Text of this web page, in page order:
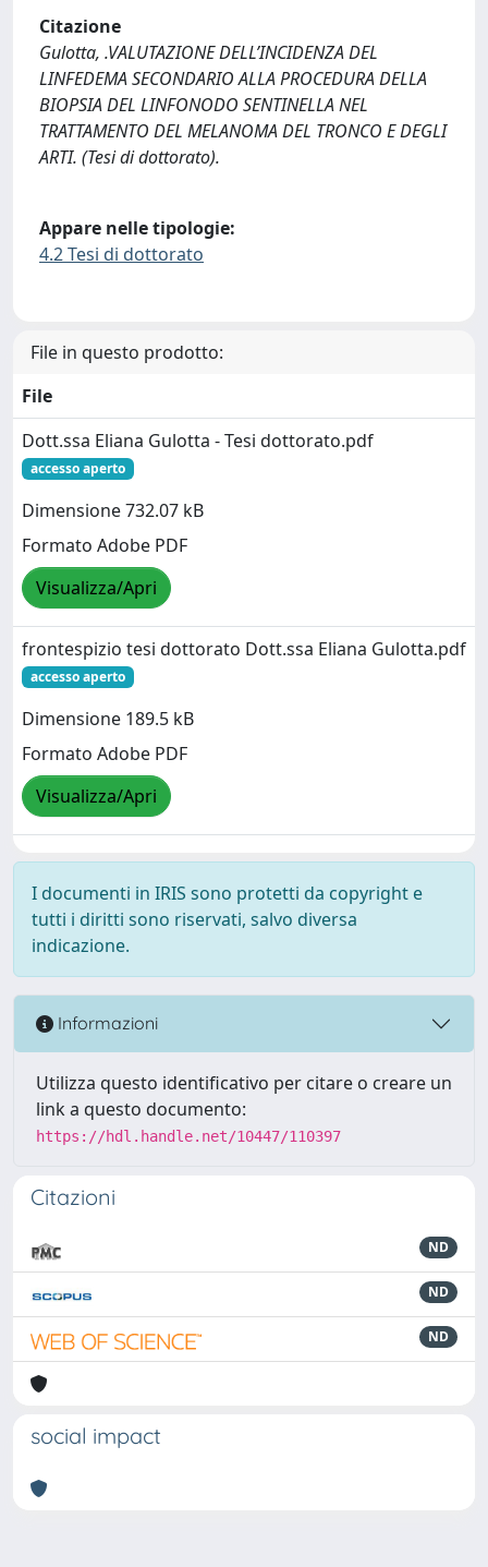
Citazione
Gulotta, .VALUTAZIONE DELL’INCIDENZA DEL
LINFEDEMA SECONDARIO ALLA PROCEDURA DELLA
BIOPSIA DEL LINFONODO SENTINELLA NEL
TRATTAMENTO DEL MELANOMA DEL TRONCO E DEGLI
ARTI. (Tesi di dottorato).
Appare nelle tipologie:
4.2 Tesi di dottorato
File in questo prodotto:
File
Dott.ssa Eliana Gulotta - Tesi dottorato.pdf
accesso aperto
Dimensione 732.07 kB
Formato Adobe PDF
Visualizza/Apri
frontespizio tesi dottorato Dott.ssa Eliana Gulotta.pdf
accesso aperto
Dimensione 189.5 kB
Formato Adobe PDF
Visualizza/Apri
I documenti in IRIS sono protetti da copyright e
tutti i diritti sono riservati, salvo diversa
indicazione.
Informazioni
Utilizza questo identificativo per citare o creare un
link a questo documento:
https://hdl.handle.net/10447/110397
Citazioni
ND
ND
ND
social impact